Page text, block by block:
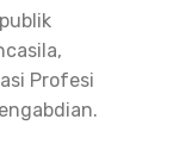
Profesi